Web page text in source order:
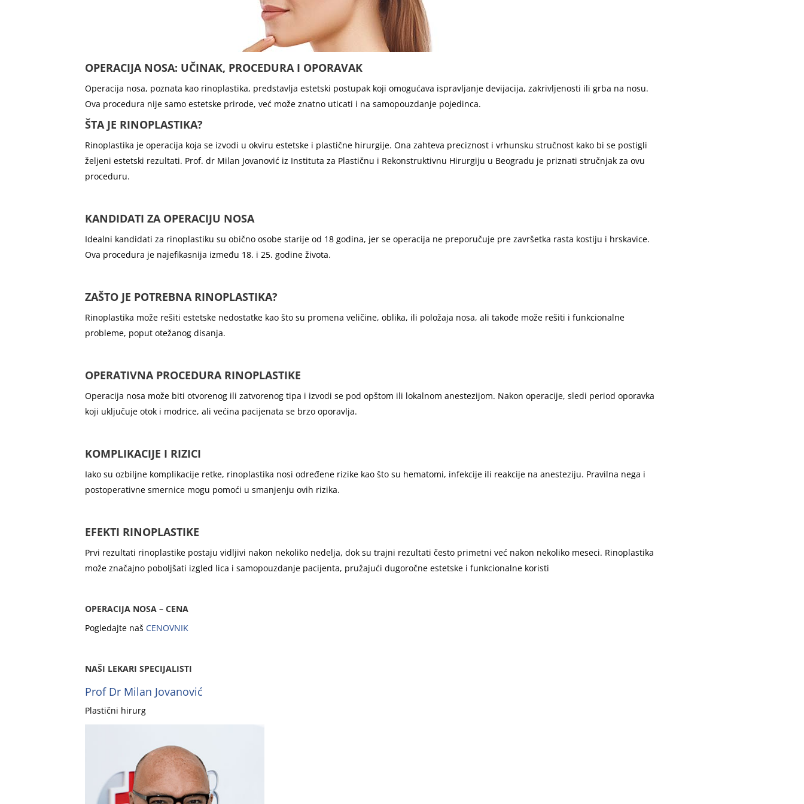
OPERACIJA NOSA: UČINAK, PROCEDURA I OPORAVAK
Operacija nosa, poznata kao rinoplastika, predstavlja estetski postupak koji omogućava ispravljanje devijacija, zakrivljenosti ili grba na nosu.
Ova procedura nije samo estetske prirode, već može znatno uticati i na samopouzdanje pojedinca.
ŠTA JE RINOPLASTIKA?
Rinoplastika je operacija koja se izvodi u okviru estetske i plastične hirurgije. Ona zahteva preciznost i vrhunsku stručnost kako bi se postigli
željeni estetski rezultati. Prof. dr Milan Jovanović iz Instituta za Plastičnu i Rekonstruktivnu Hirurgiju u Beogradu je priznati stručnjak za ovu
proceduru.
KANDIDATI ZA OPERACIJU NOSA
Idealni kandidati za rinoplastiku su obično osobe starije od 18 godina, jer se operacija ne preporučuje pre završetka rasta kostiju i hrskavice.
Ova procedura je najefikasnija između 18. i 25. godine života.
ZAŠTO JE POTREBNA RINOPLASTIKA?
Rinoplastika može rešiti estetske nedostatke kao što su promena veličine, oblika, ili položaja nosa, ali takođe može rešiti i funkcionalne
probleme, poput otežanog disanja.
OPERATIVNA PROCEDURA RINOPLASTIKE
Operacija nosa može biti otvorenog ili zatvorenog tipa i izvodi se pod opštom ili lokalnom anestezijom. Nakon operacije, sledi period oporavka
koji uključuje otok i modrice, ali većina pacijenata se brzo oporavlja.
KOMPLIKACIJE I RIZICI
Iako su ozbiljne komplikacije retke, rinoplastika nosi određene rizike kao što su hematomi, infekcije ili reakcije na anesteziju. Pravilna nega i
postoperativne smernice mogu pomoći u smanjenju ovih rizika.
EFEKTI RINOPLASTIKE
Prvi rezultati rinoplastike postaju vidljivi nakon nekoliko nedelja, dok su trajni rezultati često primetni već nakon nekoliko meseci. Rinoplastika
može značajno poboljšati izgled lica i samopouzdanje pacijenta, pružajući dugoročne estetske i funkcionalne koristi
OPERACIJA NOSA – CENA
Pogledajte naš CENOVNIK
NAŠI LEKARI SPECIJALISTI
Prof Dr Milan Jovanović
Plastični hirurg